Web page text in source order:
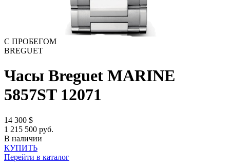
С ПРОБЕГОМ
BREGUET
Часы Breguet MARINE
5857ST 12071
14 300 $
1 215 500 руб.
В наличии
КУПИТЬ
Перейти в каталог